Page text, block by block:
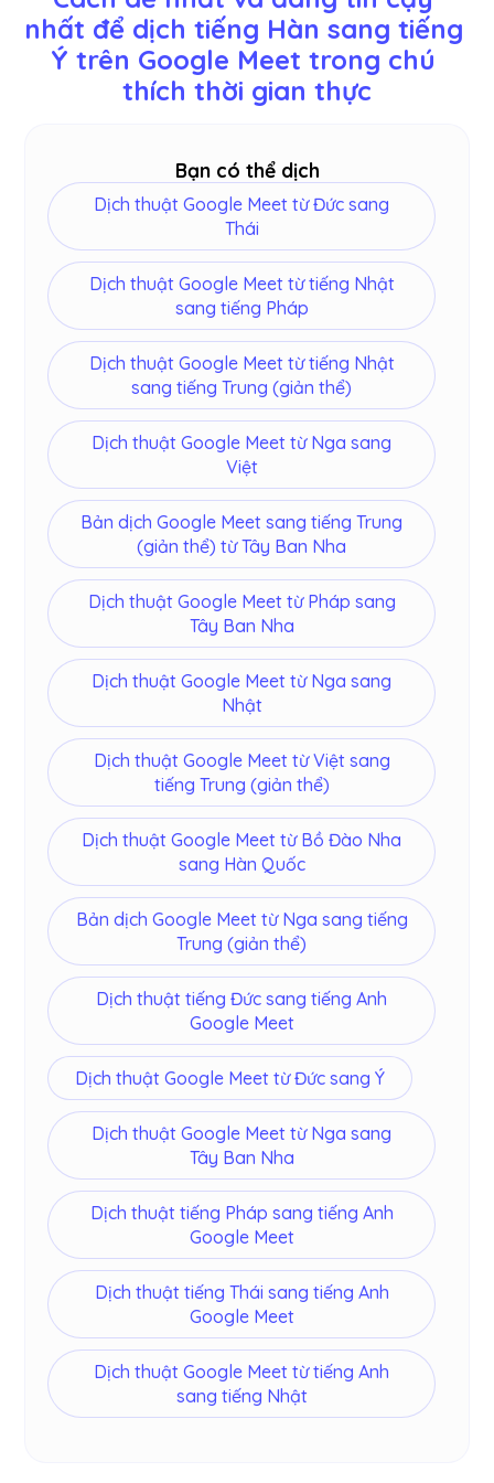
Thụy Điển, Phần Lan, Ả Rập, Hindi, Urdu, Thổ Nhĩ
Kỳ, Na Uy, Ý, Miến Điện, Nga, Philippines, Swahili,
Hungary và hơn.
nhất để dịch tiếng Hàn sang tiếng
Ý trên Google Meet trong chú
thích thời gian thực
Bạn có thể dịch
Dịch thuật Google Meet từ Đức sang
Thái
Dịch thuật Google Meet từ tiếng Nhật
sang tiếng Pháp
Dịch thuật Google Meet từ tiếng Nhật
sang tiếng Trung (giản thể)
Dịch thuật Google Meet từ Nga sang
Việt
Bản dịch Google Meet sang tiếng Trung
(giản thể) từ Tây Ban Nha
Dịch thuật Google Meet từ Pháp sang
Tây Ban Nha
Dịch thuật Google Meet từ Nga sang
Nhật
Dịch thuật Google Meet từ Việt sang
tiếng Trung (giản thể)
Dịch thuật Google Meet từ Bồ Đào Nha
sang Hàn Quốc
Bản dịch Google Meet từ Nga sang tiếng
Trung (giản thể)
Dịch thuật tiếng Đức sang tiếng Anh
Google Meet
Dịch thuật Google Meet từ Đức sang Ý
Dịch thuật Google Meet từ Nga sang
Tây Ban Nha
Dịch thuật tiếng Pháp sang tiếng Anh
Google Meet
Dịch thuật tiếng Thái sang tiếng Anh
Google Meet
Dịch thuật Google Meet từ tiếng Anh
sang tiếng Nhật